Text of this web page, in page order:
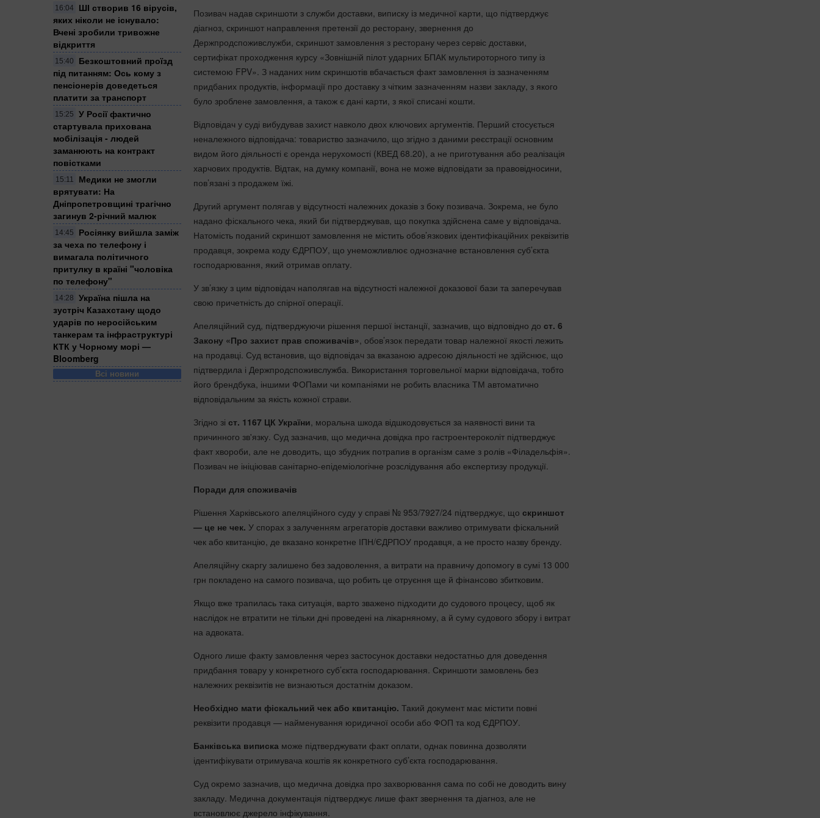
16:04
ШІ створив 16 вірусів,
яких ніколи не існувало:
Вчені зробили тривожне
відкриття
15:40
Безкоштовний проїзд
під питанням: Ось кому з
пенсіонерів доведеться
платити за транспорт
15:25
У Росії фактично
стартувала прихована
мобілізація - людей
заманюють на контракт
повістками
15:11
Медики не змогли
врятувати: На
Дніпропетровщині трагічно
загинув 2-річний малюк
14:45
Росіянку вийшла заміж
за чеха по телефону і
вимагала політичного
притулку в країні "чоловіка
по телефону"
14:28
Україна пішла на
зустріч Казахстану щодо
ударів по неросійським
танкерам та інфраструктурі
КТК у Чорному морі —
Bloomberg
Всі новини
Позивач надав скриншоти з служби доставки, виписку із медичної карти, що підтверджує
діагноз, скриншот направлення претензії до ресторану, звернення до
Держпродспоживслужби, скриншот замовлення з ресторану через сервіс доставки,
сертифікат проходження курсу «Зовнішній пілот ударних БПАК мультироторного типу із
системою FPV». З наданих ним скриншотів вбачається факт замовлення із зазначенням
придбаних продуктів, інформації про доставку з чітким зазначенням назви закладу, з якого
було зроблене замовлення, а також є дані карти, з якої списані кошти.
Відповідач у суді вибудував захист навколо двох ключових аргументів. Перший стосується
неналежного відповідача: товариство зазначило, що згідно з даними реєстрації основним
видом його діяльності є оренда нерухомості (КВЕД 68.20), а не приготування або реалізація
харчових продуктів. Відтак, на думку компанії, вона не може відповідати за правовідносини,
пов’язані з продажем їжі.
Другий аргумент полягав у відсутності належних доказів з боку позивача. Зокрема, не було
надано фіскального чека, який би підтверджував, що покупка здійснена саме у відповідача.
Натомість поданий скриншот замовлення не містить обов’язкових ідентифікаційних реквізитів
продавця, зокрема коду ЄДРПОУ, що унеможливлює однозначне встановлення суб’єкта
господарювання, який отримав оплату.
У зв’язку з цим відповідач наполягав на відсутності належної доказової бази та заперечував
свою причетність до спірної операції.
Апеляційний суд, підтверджуючи рішення першої інстанції, зазначив, що відповідно до ст. 6
Закону «Про захист прав споживачів», обов’язок передати товар належної якості лежить
на продавці. Суд встановив, що відповідач за вказаною адресою діяльності не здійснює, що
підтвердила і Держпродспоживслужба. Використання торговельної марки відповідача, тобто
його брендбука, іншими ФОПами чи компаніями не робить власника ТМ автоматично
відповідальним за якість кожної страви.
Згідно зі ст. 1167 ЦК України, моральна шкода відшкодовується за наявності вини та
причинного зв'язку. Суд зазначив, що медична довідка про гастроентероколіт підтверджує
факт хвороби, але не доводить, що збудник потрапив в організм саме з ролів «Філадельфія».
Позивач не ініціював санітарно-епідеміологічне розслідування або експертизу продукції.
Поради для споживачів
Рішення Харківського апеляційного суду у справі № 953/7927/24 підтверджує, що скриншот
— це не чек. У спорах з залученням агрегаторів доставки важливо отримувати фіскальний
чек або квитанцію, де вказано конкретне ІПН/ЄДРПОУ продавця, а не просто назву бренду.
Апеляційну скаргу залишено без задоволення, а витрати на правничу допомогу в сумі 13 000
грн покладено на самого позивача, що робить це отруєння ще й фінансово збитковим.
Якщо вже трапилась така ситуація, варто зважено підходити до судового процесу, щоб як
наслідок не втратити не тільки дні проведені на лікарняному, а й суму судового збору і витрат
на адвоката.
Одного лише факту замовлення через застосунок доставки недостатньо для доведення
придбання товару у конкретного суб’єкта господарювання. Скриншоти замовлень без
належних реквізитів не визнаються достатнім доказом.
Необхідно мати фіскальний чек або квитанцію. Такий документ має містити повні
реквізити продавця — найменування юридичної особи або ФОП та код ЄДРПОУ.
Банківська виписка може підтверджувати факт оплати, однак повинна дозволяти
ідентифікувати отримувача коштів як конкретного суб’єкта господарювання.
Суд окремо зазначив, що медична довідка про захворювання сама по собі не доводить вину
закладу. Медична документація підтверджує лише факт звернення та діагноз, але не
встановлює джерело інфікування.